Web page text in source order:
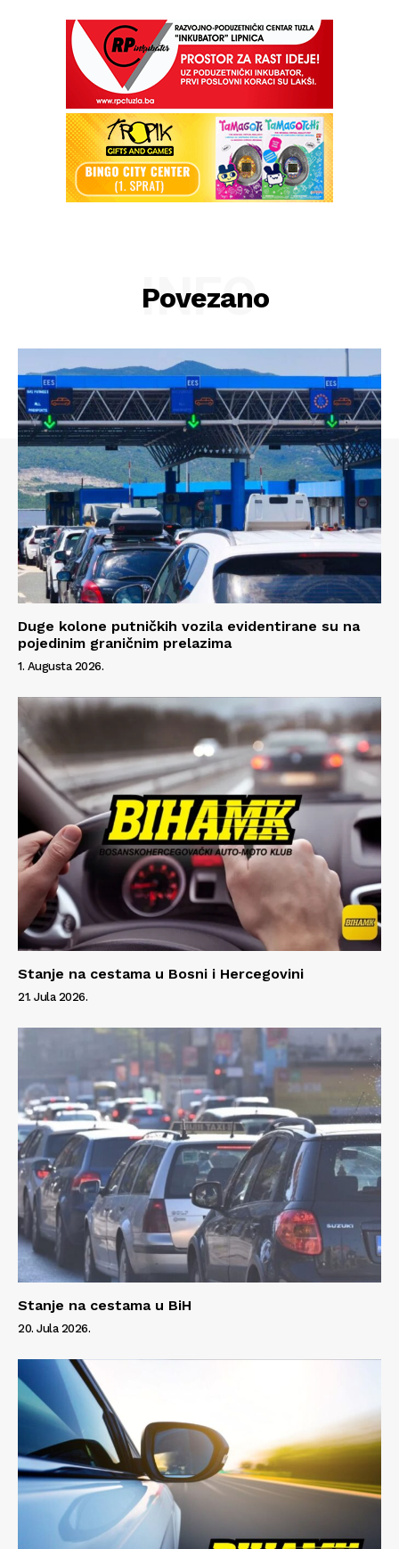
Info
O nama
Kontakt
Impressum
Povezano
INFO
Duge kolone putničkih vozila evidentirane su na
pojedinim graničnim prelazima
1. Augusta 2026.
Stanje na cestama u Bosni i Hercegovini
21. Jula 2026.
Stanje na cestama u BiH
20. Jula 2026.